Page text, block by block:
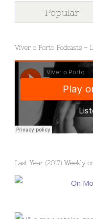
Popular
Viver o Porto Podcasts –
Last Year (2017) Weekly